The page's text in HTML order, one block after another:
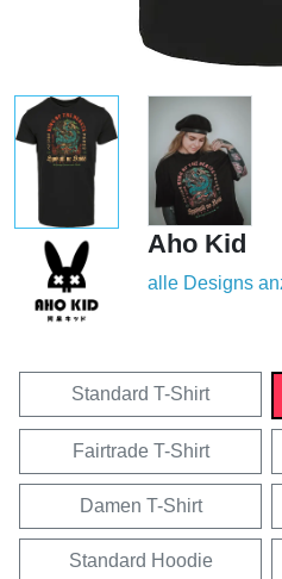
Aho Kid
alle Designs
Standard T-Shirt
Fairtrade T-Shirt
Damen T-Shirt
Standard Hoodie